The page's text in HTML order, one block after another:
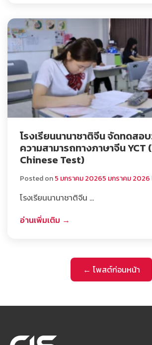
โรงเรียนนานาชาติจีน จัดทดสอ
ความสามารถทางภาษาจีน YCT
Chinese Test)
Posted on5 มกราคม 20265 มกราคม 2026
โรงเรียนนานาชาติจีน …
อ่านเพิ่มเติม →
← โพสต์ก่อนหน้า